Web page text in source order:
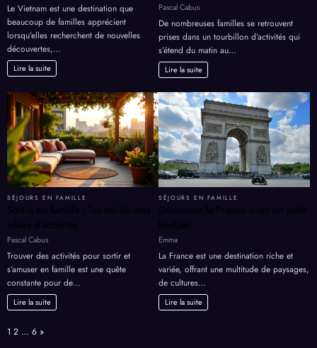
Le Vietnam est une destination que
beaucoup de familles apprécient
lorsqu’elles recherchent de nouvelles
découvertes,…
Lire la suite
Pascal Cabus
De nombreuses familles se retrouvent
prises dans un tourbillon d’activités qui
s’étend du matin au…
Lire la suite
SÉJOURS EN FAMILLE
Sortie en famille : les meilleures
idées d’activités
Pascal Cabus
Trouver des activités pour sortir et
s’amuser en famille est une quête
constante pour de…
Lire la suite
SÉJOURS EN FAMILLE
Découvrir la France avec un petit
budget
Emma
La France est une destination riche et
variée, offrant une multitude de paysages,
de cultures…
Lire la suite
Page:
1 2 … 6 Next
»